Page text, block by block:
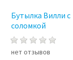
Бутылка Вилли с
соломкой
нет отзывов